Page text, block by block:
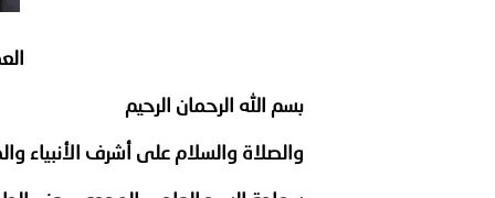
ووزير الداخلية يصدربسم الله الرحمان الرحيم
والصلاة والسلام على أشرف الأنبياء